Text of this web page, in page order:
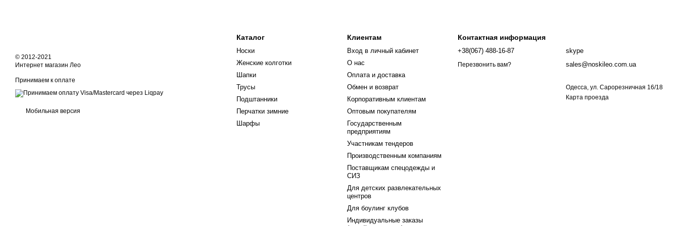
© 2012-2021
Интернет магазин Лео
Принимаем к оплате
Мобильная версия
Каталог
Носки
Женские колготки
Шапки
Трусы
Подштанники
Перчатки зимние
Шарфы
Клиентам
Вход в личный кабинет
О нас
Оплата и доставка
Обмен и возврат
Корпоративным клиентам
Оптовым покупателям
Государственным
предприятиям
Участникам тендеров
Производственным компаниям
Поставщикам спецодежды и
СИЗ
Для детских развлекательных
центров
Для боулинг клубов
Индивидуальные заказы
Контактная информация
+38(067) 488-16-87
Перезвонить вам?
skype
sales@noskileo.com.ua
Одесса, ул. Сарорезничная 16/18
Карта проезда